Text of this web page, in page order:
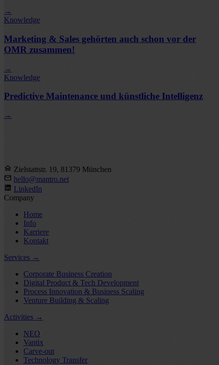
→
Knowledge
Marketing & Sales gehörten auch schon vor der
OMR zusammen!
→
Knowledge
Predictive Maintenance und künstliche Intelligenz
→
Zielstattstr. 19, 81379 München
hello@mantro.net
LinkedIn
Company
Home
Info
Karriere
Kontakt
Services →
Corporate Business Creation
Digital Product & Tech Development
Process Innovation & Business Scaling
Venture Building & Scaling
Activities →
NEO
Vantix
Carve-out
Technology Transfer